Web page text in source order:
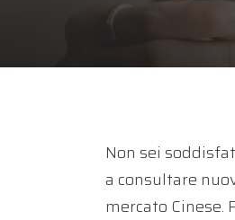
Non sei
a consultare
mercato